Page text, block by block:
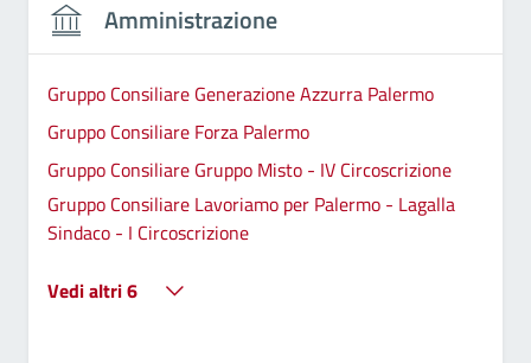
Amministrazione
Gruppo Consiliare Generazione Azzurra Palermo
Gruppo Consiliare Forza Palermo
Gruppo Consiliare Gruppo Misto - IV Circoscrizione
Gruppo Consiliare Lavoriamo per Palermo - Lagalla
Sindaco - I Circoscrizione
Vedi altri 6